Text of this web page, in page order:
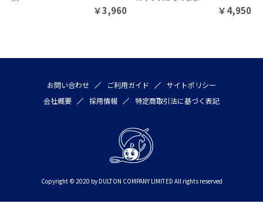
￥3,960 ￥4,950
お問い合わせ ご利用ガイド
サイトポリシー
会社概要
採用情報 特定商取引法に基づく表記
Copyright © 2020 by DULTON COMPANY LIMITED All rights reserved